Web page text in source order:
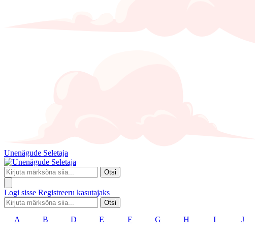
Unenägude Seletaja
Otsi
Logi sisse Registreeru kasutajaks
Otsi
A B D E F G H I J